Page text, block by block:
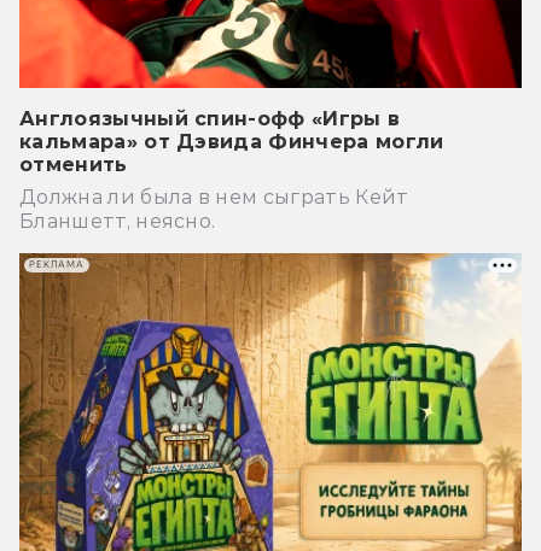
Англоязычный спин-офф «Игры в
кальмара» от Дэвида Финчера могли
отменить
Должна ли была в нем сыграть Кейт
Бланшетт, неясно.
РЕКЛАМА